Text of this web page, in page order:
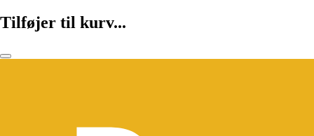
Tilføjer til kurv...